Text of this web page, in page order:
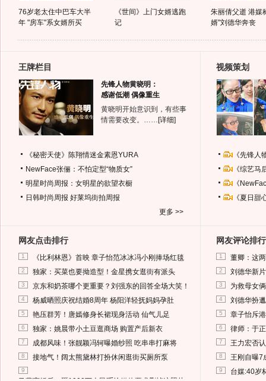
76岁老太住中巴车大半
年 "房车"系女婿所买
《世间》上门女婿逃跑
记
朱丽倩父逝 港媒
婿"刘德华奔丧
王牌栏目
先锋人物黄晓明：
感谢低潮 偶像重生
黄晓明开始意识到，有些事
情需要改变。…… [详细]
《秘密天使》陈翔情迷金素恩YURA
NewFace张俪：不怕定型“物质女”
明星时尚周报：女明星的欲望衣橱
日韩时尚周报 好莱坞街拍周报
更多 >>
视频策划
《先锋
《综艺
《
《夏日
网友点击排行
1 《比利林恩》首映 章子怡范冰冰冯小刚捧场红毯
2 独家：买菜也要拗造型！金星携女逛街有派头
3 京东和奶茶哪个更重要？刘强东的回答全场大笑！
4 杨威晒照庆祝结婚8周年 杨阳洋轻抚妈妈孕肚
5 艳压群芳！唐嫣修身长裙现身活动 仙气儿足
6 独家：姚晨带小土豆逛商场 购置产后新衣
7 成都风味！张靓颖冯轲曝婚纱照 吃串串打麻将
8 接地气！阔太熊黛林打扮休闲逛街买厕所泵
9
网友评论排行
1 董卿：这
2 刘德华新
3 为救母女
4 刘德华扮
5 章子怡斥
6 律师：于
7 王力宏否
8 王刚自曝7
9 台媒:40岁